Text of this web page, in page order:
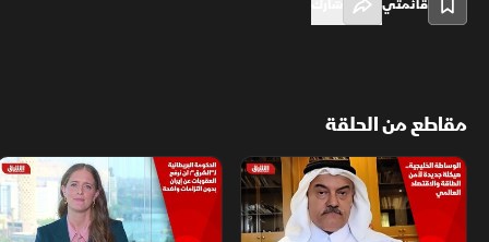
قائمتي
مقاطع من الحلقة